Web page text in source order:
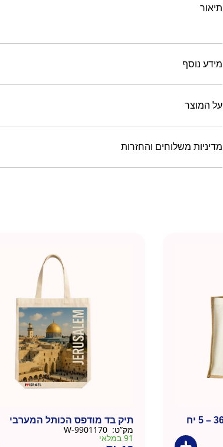
ס"מ
תיאור
מידע נוסף
על המוצר
מדיניות משלוחים והחזרות
תיק בד מודפס הכותל המערבי
מק”ט: 9901170-W
91 במלאי